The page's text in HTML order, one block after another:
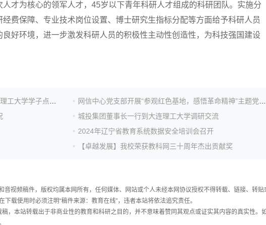
才为核心的领军人才，45岁以下青年科研人才组成的科研团队。实施分
费保障、专业技术岗位设置、博士研究生指标分配等方面给予科研人员
好环境，进一步激发科研人员的积极性主动性创造性，为科技强国建设
城投集团董事长一行到大连理工大学调研交流
2024年辽宁省教育系统数据安全培训会召开
【卓越发展】我校荣获教科网三十周年杰出贡献奖
视频稿件，版权均属本网所有，任何媒体、网站或个人未经本网协议授权不得转载、链接、转贴
载使用时必须注明“稿件来源：教育在线”，违者本站将依法追究责任。
，本站转载出于非商业性的教育和科研之目的，并不意味着赞同其观点或证实其内容的真实性。